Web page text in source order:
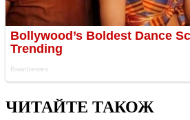
ЧИТАЙТЕ ТАКОЖ